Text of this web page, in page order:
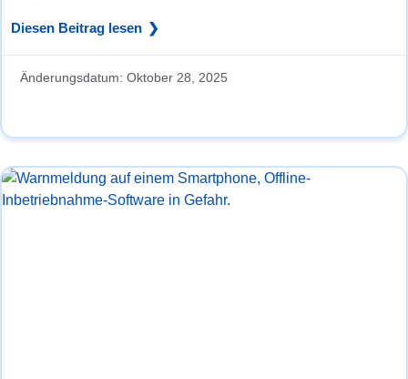
Diesen Beitrag lesen
Änderungsdatum: Oktober 28, 2025